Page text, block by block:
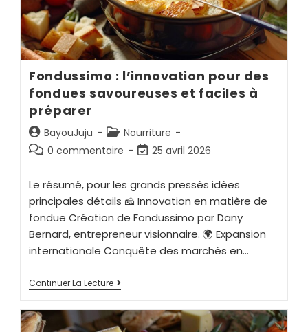
Fondussimo : l’innovation pour des
fondues savoureuses et faciles à
préparer
BayouJuju
Nourriture
0 commentaire
25 avril 2026
Le résumé, pour les grands pressés idées
principales détails 🧀 Innovation en matière de
fondue Création de Fondussimo par Dany
Bernard, entrepreneur visionnaire. 🌍 Expansion
internationale Conquête des marchés en…
Continuer La Lecture